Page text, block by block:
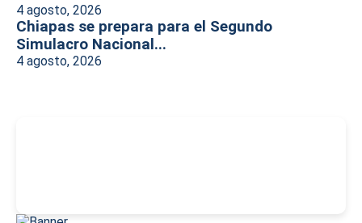
4 agosto, 2026
Chiapas se prepara para el Segundo
Simulacro Nacional...
4 agosto, 2026